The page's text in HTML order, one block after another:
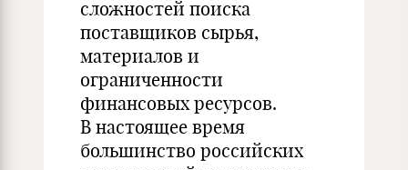
сложностей поиска
поставщиков сырья,
материалов и
ограниченности
финансовых ресурсов.
В настоящее время
большинство российских